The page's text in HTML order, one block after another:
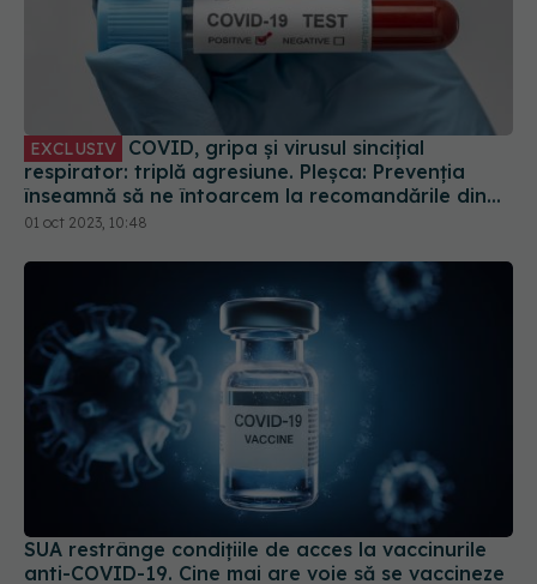
EXCLUSIV
respirator: triplă agresiune. Pleșca: Prevenția
înseamnă să ne întoarcem la recomandările din
timpul pandemiei!
01 oct 2023, 10:48
SUA restrânge condiţiile de acces la vaccinurile
anti-COVID-19. Cine mai are voie să se vaccineze